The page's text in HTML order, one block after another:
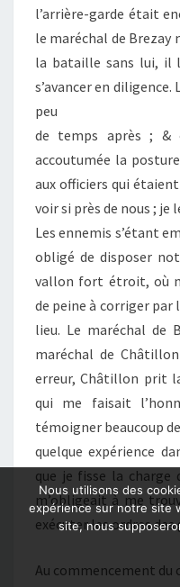
l’arrière-garde était
le maréchal de Brezay
la bataille sans lui, il
s’avancer en
peu
de temps après ; &
accoutumée la
aux officiers qui
voir si près de nous ; je
Les ennemis s’étant
obligé de disposer
vallon fort étroit, où
de peine à corriger par
lieu. Le maréchal de
maréchal de
erreur, Châtillon prit
qui me faisait
témoigner beaucoup
quelque expérience
que je fisse la charge
m’obligeait à me
exécuter les ordres des
Au commencement du
Nous utilisons des
expérience sur notre site
site, nous